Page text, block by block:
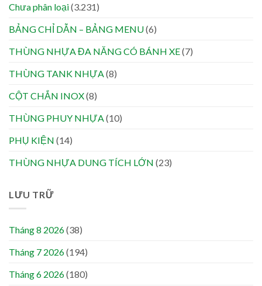
Chưa phân loại(3.231)
BẢNG CHỈ DẪN – BẢNG MENU(6)
THÙNG NHỰA ĐA NĂNG CÓ BÁNH XE(7)
THÙNG TANK NHỰA (8)
CỘT CHẮN INOX(8)
THÙNG PHUY NHỰA (10)
PHỤ KIỆN (14)
THÙNG NHỰA DUNG TÍCH LỚN (23)
LƯU TRỮ
Tháng 8 2026(38)
Tháng 7 2026(194)
Tháng 6 2026(180)